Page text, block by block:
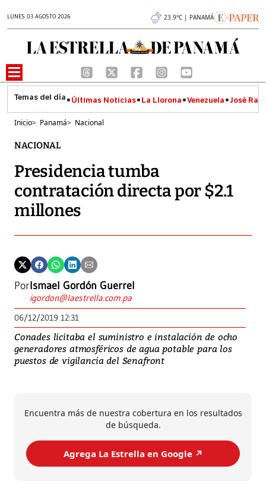
LUNES 03 AGOSTO 2026 23.9°C | PANAMÁ
Últimas Noticias La Llorona Venezuela José
Inicio> Panamá> Nacional
NACIONAL
Presidencia tumba
contratación directa por $2.1
millones
PorIsmael Gordón Guerrel
igordon@laestrella.com.pa
06/12/2019 12:31
Conades licitaba el suministro e instalación de ocho
generadores atmosféricos de agua potable para los
puestos de vigilancia del Senafront
Encuentra más de nuestra cobertura en los resultados
de búsqueda.
Agrega La Estrella en Google ↗️